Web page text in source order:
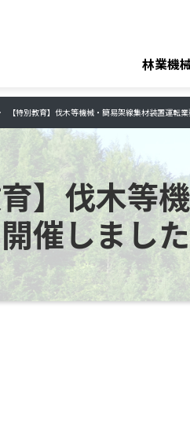
林業機
【特別教育】伐木等機械・簡易架線集材装置運転
】伐木等
催しまし